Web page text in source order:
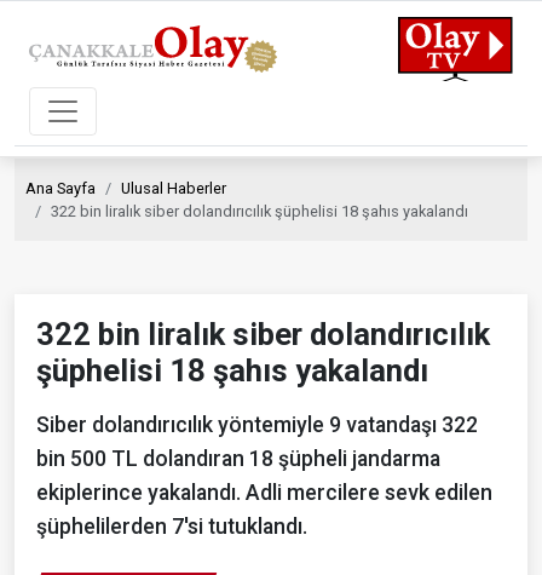
Ana Sayfa
Ulusal Haberler
322 bin liralık siber dolandırıcılık şüphelisi 18 şahıs yakalandı
322 bin liralık siber dolandırıcılık
şüphelisi 18 şahıs yakalandı
Siber dolandırıcılık yöntemiyle 9 vatandaşı 322
bin 500 TL dolandıran 18 şüpheli jandarma
ekiplerince yakalandı. Adli mercilere sevk edilen
şüphelilerden 7'si tutuklandı.